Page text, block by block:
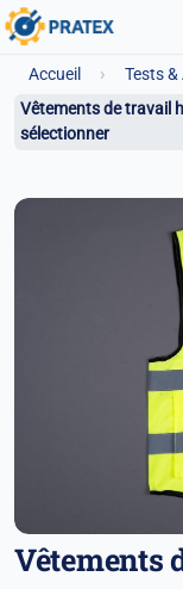
Accueil › Tests &
Vêtements de travail
sélectionner
Vêtements